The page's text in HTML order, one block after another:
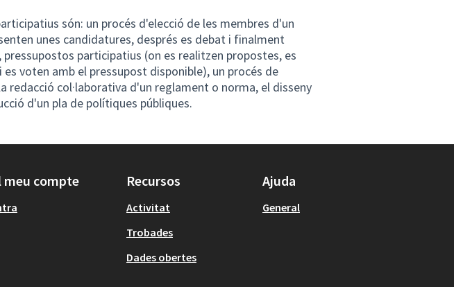
són: un procés d'elecció de les membres d'un
unes candidatures, després es debat i finalment
participatius (on es realitzen propostes, es
voten amb el pressupost disponible), un procés de
redacció col·laborativa d'un reglament o norma, el disseny
d'un pla de polítiques públiques.
meu compte Recursos
Activitat
Trobades
Dades obertes
Ajuda
General